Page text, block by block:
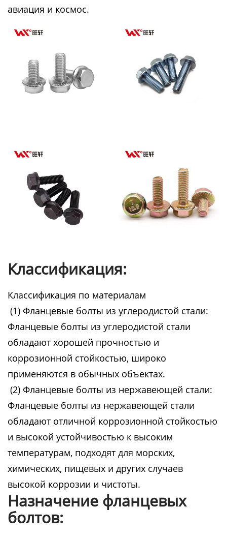
авиация и космос.
Классификация:
Классификация по материалам
(1) Фланцевые болты из углеродистой стали:
Фланцевые болты из углеродистой стали
обладают хорошей прочностью и
коррозионной стойкостью, широко
применяются в обычных объектах.
(2) Фланцевые болты из нержавеющей стали:
Фланцевые болты из нержавеющей стали
обладают отличной коррозионной стойкостью
и высокой устойчивостью к высоким
температурам, подходят для морских,
химических, пищевых и других случаев
высокой коррозии и чистоты.
Назначение фланцевых
болтов: